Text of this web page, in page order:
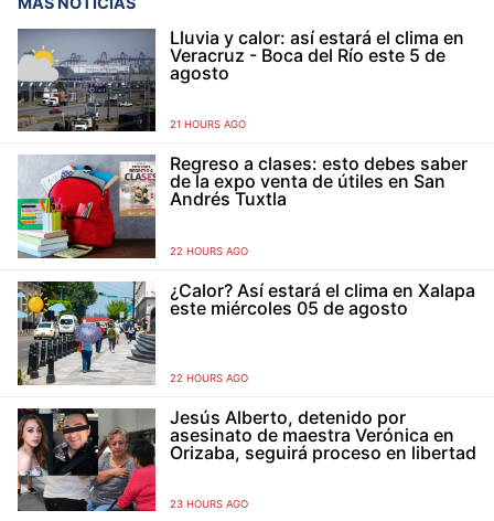
Lluvia y calor: así estará el clima en
Veracruz - Boca del Río este 5 de
agosto
21 HOURS AGO
Regreso a clases: esto debes saber
de la expo venta de útiles en San
Andrés Tuxtla
22 HOURS AGO
¿Calor? Así estará el clima en Xalapa
este miércoles 05 de agosto
22 HOURS AGO
Jesús Alberto, detenido por
asesinato de maestra Verónica en
Orizaba, seguirá proceso en libertad
23 HOURS AGO